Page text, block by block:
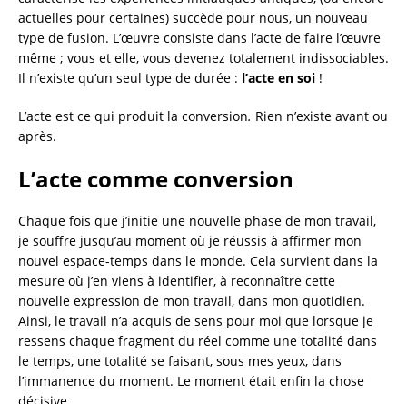
actuelles pour certaines) succède pour nous, un nouveau
type de fusion. L’œuvre consiste dans l’acte de faire l’œuvre
même ; vous et elle, vous devenez totalement indissociables.
Il n’existe qu’un seul type de durée : l’acte en soi !
L’acte est ce qui produit la conversion. Rien n’existe avant ou
après.
L’acte comme conversion
Chaque fois que j’initie une nouvelle phase de mon travail,
je souffre jusqu’au moment où je réussis à affirmer mon
nouvel espace-temps dans le monde. Cela survient dans la
mesure où j’en viens à identifier, à reconnaître cette
nouvelle expression de mon travail, dans mon quotidien.
Ainsi, le travail n’a acquis de sens pour moi que lorsque je
ressens chaque fragment du réel comme une totalité dans
le temps, une totalité se faisant, sous mes yeux, dans
l’immanence du moment. Le moment était enfin la chose
décisive.